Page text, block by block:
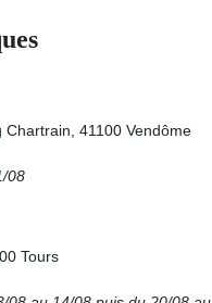
Chartrain, 41100 Vendôme
08
Tours